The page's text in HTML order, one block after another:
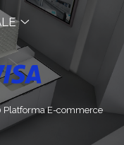
Platforma E-commerce